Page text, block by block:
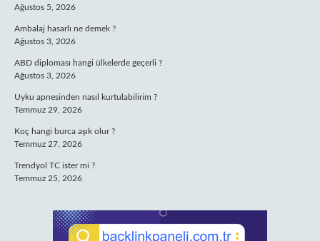
Ağustos 5, 2026
Ambalaj hasarlı ne demek ?
Ağustos 3, 2026
ABD diploması hangi ülkelerde geçerli ?
Ağustos 3, 2026
Uyku apnesinden nasıl kurtulabilirim ?
Temmuz 29, 2026
Koç hangi burca aşık olur ?
Temmuz 27, 2026
Trendyol TC ister mi ?
Temmuz 25, 2026